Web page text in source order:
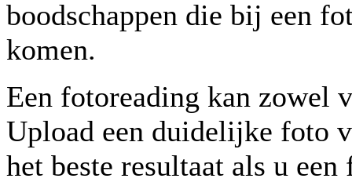
boodschappen die bij een
komen.
Een fotoreading kan zowel
Upload een duidelijke foto
het beste resultaat als u